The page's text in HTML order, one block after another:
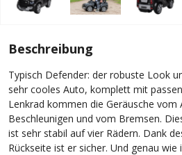
Beschreibung
Typisch Defender: der robuste Look
sehr cooles Auto, komplett mit
Lenkrad kommen die Geräusche
Beschleunigen und vom Bremsen.
ist sehr stabil auf vier Rädern. Dank
Rückseite ist er sicher. Und genau